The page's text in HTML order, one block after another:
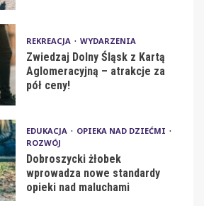
REKREACJA WYDARZENIA
Zwiedzaj Dolny Śląsk z Kartą
Aglomeracyjną – atrakcje za
pół ceny!
EDUKACJA
OPIEKA NAD DZIEĆMI
ROZWÓJ
Dobroszycki żłobek
wprowadza nowe standardy
opieki nad maluchami